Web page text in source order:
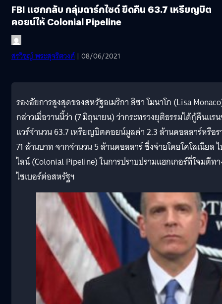
FBI แฮกกลับ กลุ่มดาร์กไซด์ ยึดคืน 63.7 เหรียญบิต
คอยน์ให้ Colonial Pipeline
สรวิชญ์ พระสุจริตวงศ์ | 08/06/2021
รองอัยการสูงสุดของสหรัฐอเมริกา ลิซา โมนาโก (Lisa
กล่าวเมื่อวานนี้ว่า (7 มิถุนายน) ว่ากระทรวงยุติธรรมได้กู้คืนแร
แวร์จำนวน 63.7 เหรียญบิตคอยน์มูลค่า 2.3 ล้านดอลลาร์หรือร
71 ล้านบาท จากจำนวน 5 ล้านดอลลาร์ ซึ่งจ่ายโดยโคโลเนียล
ไลน์ (Colonial Pipeline) ในการปราบปรามแฮกเกอร์ที่โจมตีท
ไซเบอร์ต่อสหรัฐฯ